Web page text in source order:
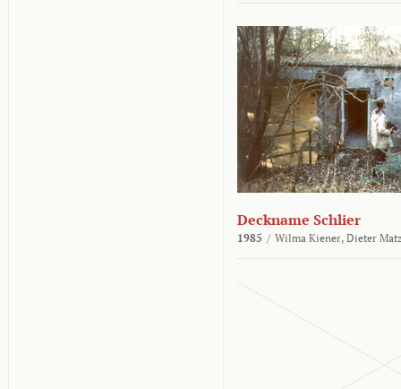
Deckname Schlier
1985 / Wilma Kiener, Dieter